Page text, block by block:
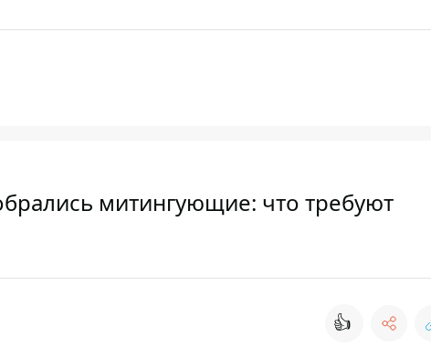
митингующие: что требуют
👍